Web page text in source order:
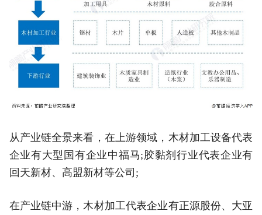
从产业链全景来看，在上游领域，木材加工设备代表
企业有大型国有企业中福马;胶黏剂行业代表企业有
回天新材、高盟新材等公司;
在产业链中游，木材加工代表企业有正源股份、大亚